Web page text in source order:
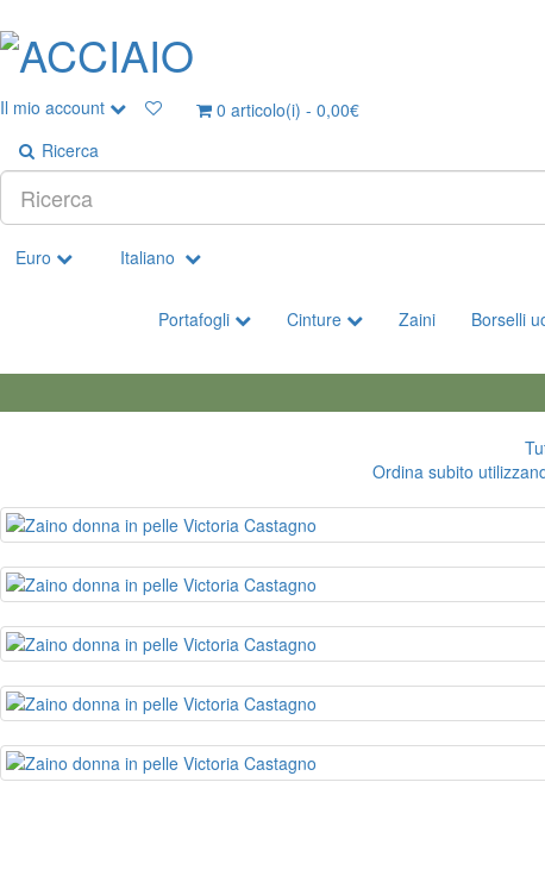
Il mio account 0 articolo(i) - 0,00€
Ricerca
Euro Italiano
Portafogli Cinture Zaini Borselli
Ordina subito